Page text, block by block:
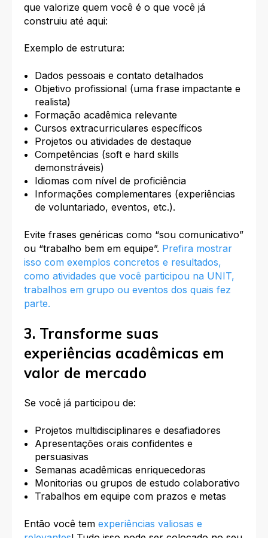
que valorize quem você é o que você já
construiu até aqui:
Exemplo de estrutura:
Dados pessoais e contato detalhados
Objetivo profissional (uma frase impactante e
realista)
Formação acadêmica relevante
Cursos extracurriculares específicos
Projetos ou atividades de destaque
Competências (soft e hard skills
demonstráveis)
Idiomas com nível de proficiência
Informações complementares (experiências
de voluntariado, eventos, etc.).
Evite frases genéricas como “sou comunicativo”
ou “trabalho bem em equipe”. Prefira mostrar
isso com exemplos concretos e resultados,
como atividades que você participou na UNIT,
trabalhos em grupo ou eventos dos quais fez
parte.
3. Transforme suas
experiências acadêmicas em
valor de mercado
Se você já participou de:
Projetos multidisciplinares e desafiadores
Apresentações orais confidentes e
persuasivas
Semanas acadêmicas enriquecedoras
Monitorias ou grupos de estudo colaborativo
Trabalhos em equipe com prazos e metas
Então você tem experiências valiosas e